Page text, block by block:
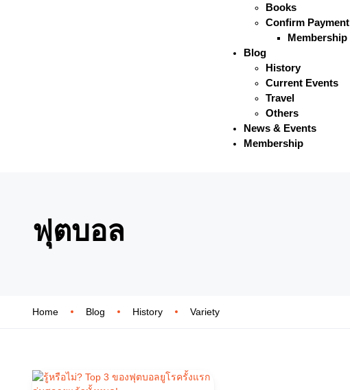
Books
Confirm Payment
Membership
Blog
History
Current Events
Travel
Others
News & Events
Membership
ฟุตบอล
Home Blog History Variety